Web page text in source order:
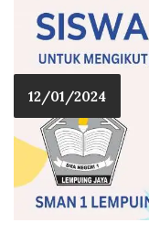
12/01/2024